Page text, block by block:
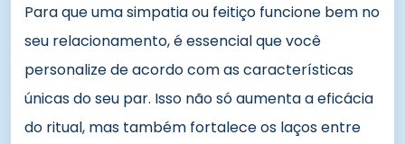
Para que uma simpatia ou feitiço funcione bem no
seu relacionamento, é essencial que você
personalize de acordo com as características
únicas do seu par. Isso não só aumenta a eficácia
do ritual, mas também fortalece os laços entre